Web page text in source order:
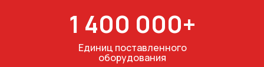
1 400 000+
Единиц поставленного
оборудования